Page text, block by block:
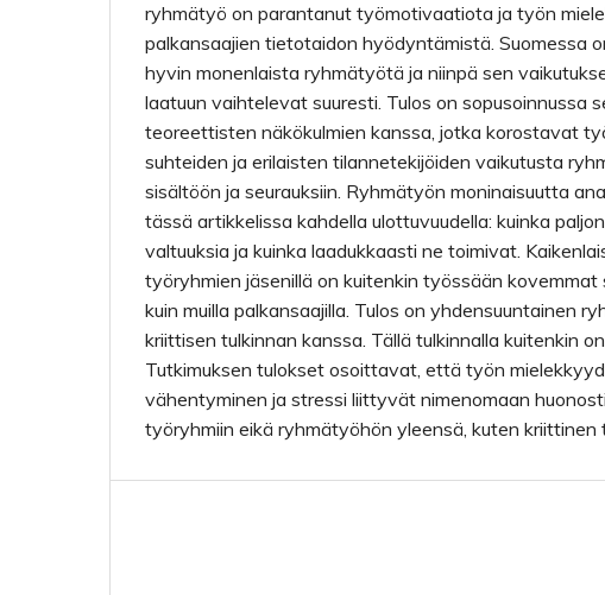
ryhmätyö on parantanut työmotivaatiota ja työn
palkansaajien tietotaidon hyödyntämistä. Suomessa
hyvin monenlaista ryhmätyötä ja niinpä sen
laatuun vaihtelevat suuresti. Tulos on sopusoinnussa
teoreettisten näkökulmien kanssa, jotka korostavat
suhteiden ja erilaisten tilannetekijöiden vaikutusta
sisältöön ja seurauksiin. Ryhmätyön moninaisuutta
tässä artikkelissa kahdella ulottuvuudella: kuinka
valtuuksia ja kuinka laadukkaasti ne toimivat.
työryhmien jäsenillä on kuitenkin työssään kovemmat
kuin muilla palkansaajilla. Tulos on yhdensuuntainen
kriittisen tulkinnan kanssa. Tällä tulkinnalla kuitenkin
Tutkimuksen tulokset osoittavat, että työn
vähentyminen ja stressi liittyvät nimenomaan
työryhmiin eikä ryhmätyöhön yleensä, kuten kriittinen